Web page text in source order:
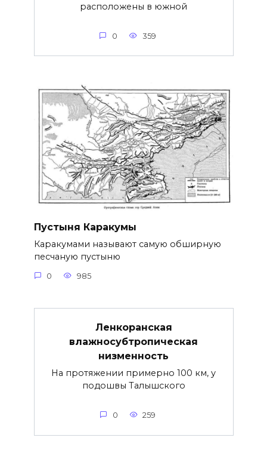
расположены в южной
0 359
Пустыня Каракумы
Каракумами называют самую обширную
песчаную пустыню
0 985
Ленкоранская
влажносубтропическая
низменность
На протяжении примерно 100 км, у
подошвы Талышского
0 259